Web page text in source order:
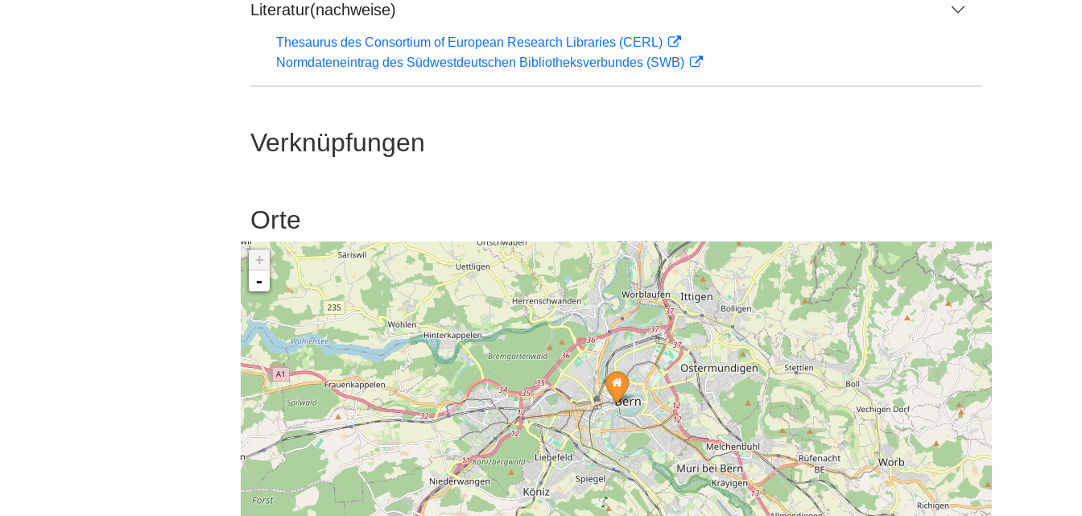
Literatur(nachweise)
Thesaurus des Consortium of European Research Libraries (CERL)
Normdateneintrag des Südwestdeutschen Bibliotheksverbundes (SWB)
Verknüpfungen
Orte
+
-